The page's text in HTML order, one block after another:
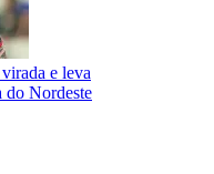
e leva
do Nordeste